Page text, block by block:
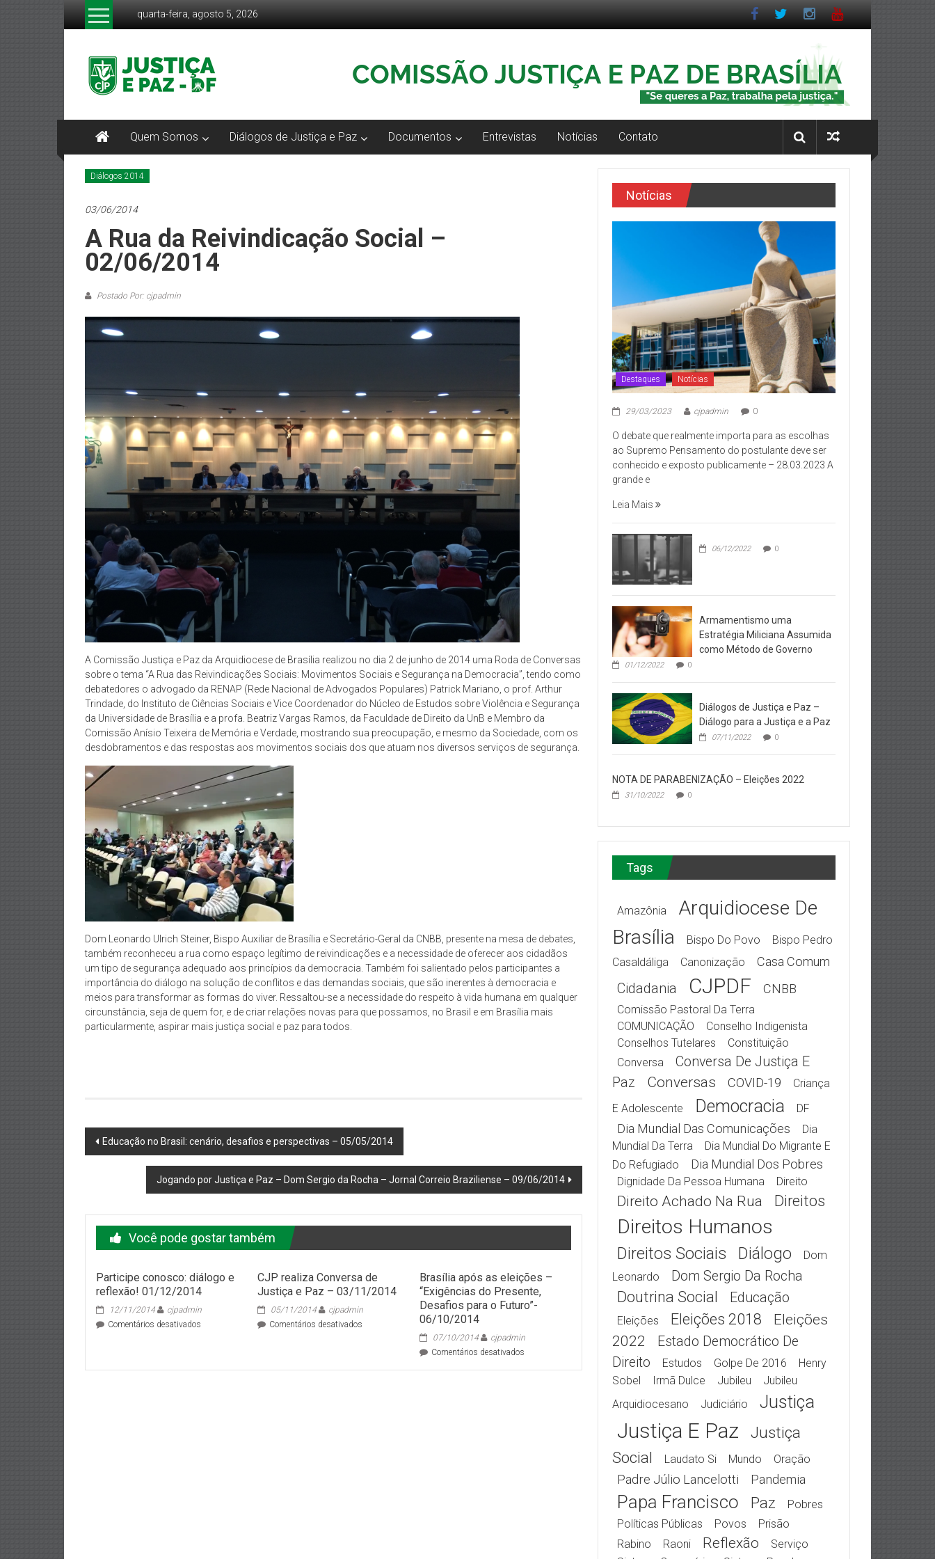
quarta-feira, agosto 5, 2026
CJP-
DF
Paz
DF
Arquidiocese
Brasília
Quem Somos Diálogos de Justiça e Paz Documentos Entrevistas Notícias Contato
Diálogos 2014
03/06/2014
A Rua da Reivindicação Social –
02/06/2014
Postado Por: cjpadmin
A Comissão Justiça e Paz da Arquidiocese de Brasília realizou no dia 2 de junho de 2014 uma Roda de Conversas
sobre o tema “A Rua das Reivindicações Sociais: Movimentos Sociais e Segurança na Democracia”, tendo como
debatedores o advogado da RENAP (Rede Nacional de Advogados Populares) Patrick Mariano, o prof. Arthur
Trindade, do Instituto de Ciências Sociais e Vice Coordenador do Núcleo de Estudos sobre Violência e Segurança
da Universidade de Brasília e a profa. Beatriz Vargas Ramos, da Faculdade de Direito da UnB e Membro da
Comissão Anísio Teixeira de Memória e Verdade, mostrando sua preocupação, e mesmo da Sociedade, com os
desdobramentos e das respostas aos movimentos sociais dos que atuam nos diversos serviços de segurança.
Dom Leonardo Ulrich Steiner, Bispo Auxiliar de Brasília e Secretário-Geral da CNBB, presente na mesa de debates,
também reconheceu a rua como espaço legítimo de reivindicações e a necessidade de oferecer aos cidadãos
um tipo de segurança adequado aos princípios da democracia. Também foi salientado pelos participantes a
importância do diálogo na solução de conflitos e das demandas sociais, que são inerentes à democracia e
meios para transformar as formas do viver. Ressaltou-se a necessidade do respeito à vida humana em qualquer
circunstância, seja de quem for, e de criar relações novas para que possamos, no Brasil e em Brasília mais
particularmente, aspirar mais justiça social e paz para todos.
Navegação
Educação no Brasil: cenário, desafios e perspectivas – 05/05/2014
Jogando por Justiça e Paz – Dom Sergio da Rocha – Jornal Correio Braziliense – 09/06/2014
Você pode gostar também
Participe conosco: diálogo e
reflexão! 01/12/2014
12/11/2014
cjpadmin
Comentários desativados
CJP realiza Conversa de
Justiça e Paz – 03/11/2014
05/11/2014
cjpadmin
Comentários desativados
Brasília após as eleições –
“Exigências do Presente,
Desafios para o Futuro”-
06/10/2014
07/10/2014
cjpadmin
Comentários desativadosem
Notícias
Destaques Notícias
29/03/2023 cjpadmin 0
O debate que realmente importa para as escolhas
ao Supremo Pensamento do postulante deve ser
conhecido e exposto publicamente – 28.03.2023 A
grande e
Leia Mais
06/12/2022 0
Armamentismo uma
Estratégia Miliciana Assumida
como Método de Governo
01/12/2022 0
Diálogos de Justiça e Paz –
Diálogo para a Justiça e a Paz
07/11/2022 0
NOTA DE PARABENIZAÇÃO – Eleições 2022
31/10/2022 0
Tags
Amazônia
Arquidiocese De
Brasília
Bispo Do Povo
Bispo Pedro
Casaldáliga
Canonização Casa Comum
Cidadania CJPDF CNBB
Comissão Pastoral Da Terra
COMUNICAÇÃO
Conselho Indigenista
Conselhos Tutelares
Constituição
Conversa
Conversa De Justiça E
Paz
Conversas COVID-19
Criança
E Adolescente
Democracia DF
Dia Mundial Das Comunicações
Dia
Mundial Da Terra
Dia Mundial Do Migrante E
Do Refugiado
Dia Mundial Dos Pobres
Dignidade Da Pessoa Humana Direito
Direito Achado Na Rua Direitos
Direitos Humanos
Direitos Sociais Diálogo
Dom
Leonardo
Dom Sergio Da Rocha
Doutrina Social Educação
Eleições Eleições 2018
Eleições
2022
Estado Democrático De
Direito
Estudos Golpe De 2016
Henry
Sobel
Irmã Dulce Jubileu
Jubileu
Arquidiocesano
Judiciário Justiça
Justiça E Paz
Justiça
Social
Laudato Si Mundo Oração
Padre Júlio Lancelotti Pandemia
Papa Francisco Paz
Pobres
Políticas Públicas
Povos
Prisão
Rabino
Raoni Reflexão
Serviço